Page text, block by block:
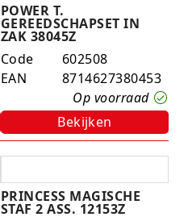
POWER T.
GEREEDSCHAPSET IN
ZAK 38045Z
Code
602508
EAN
8714627380453
Op voorraad
Bekijken
PRINCESS MAGISCHE
STAF 2 ASS. 12153Z